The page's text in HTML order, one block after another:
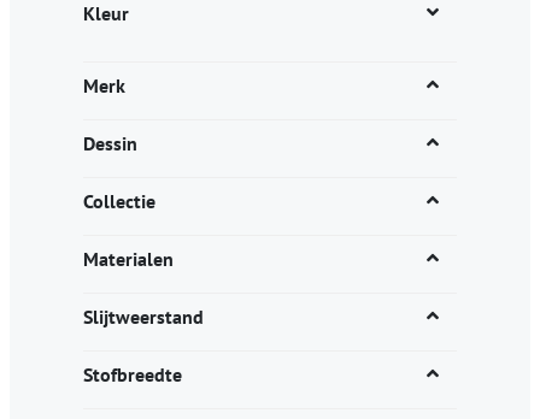
Kleur
Merk
Dessin
Collectie
Materialen
Slijtweerstand
Stofbreedte